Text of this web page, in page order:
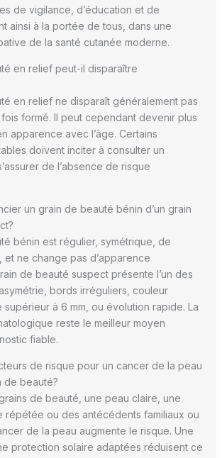
de vigilance, d’éducation et de
ainsi à la portée de tous, dans une
de la santé cutanée moderne.
en relief peut-il disparaître
en relief ne disparaît généralement pas
formé. Il peut cependant devenir plus
apparence avec l’âge. Certains
doivent inciter à consulter un
de l’absence de risque
un grain de beauté bénin d’un grain
bénin est régulier, symétrique, de
et ne change pas d’apparence
de beauté suspect présente l’un des
bords irréguliers, couleur
supérieur à 6 mm, ou évolution rapide. La
reste le meilleur moyen
fiable.
de risque pour un cancer de la peau
de beauté?
de beauté, une peau claire, une
répétée ou des antécédents familiaux ou
de la peau augmente le risque. Une
protection solaire adaptées réduisent ce